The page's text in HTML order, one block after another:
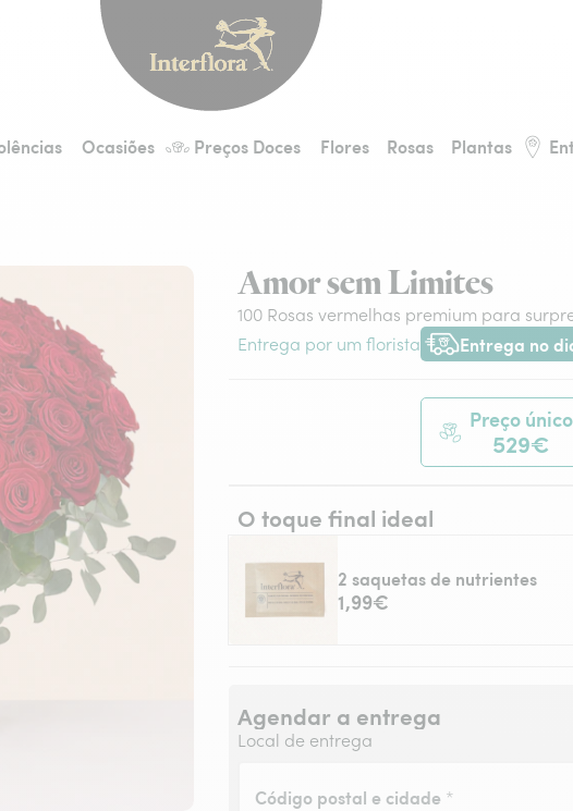
Ocasiões Preços Doces Flores Rosas Plantas
Amor sem Limites
100 Rosas vermelhas premium para
Entrega por um florista
Entrega no
Entrega hoje ou na
Preço único
529€
O toque final ideal
2 saquetas de nutrientes
1,99€
Agendar a entrega
Local de entrega
Código postal e cidade *